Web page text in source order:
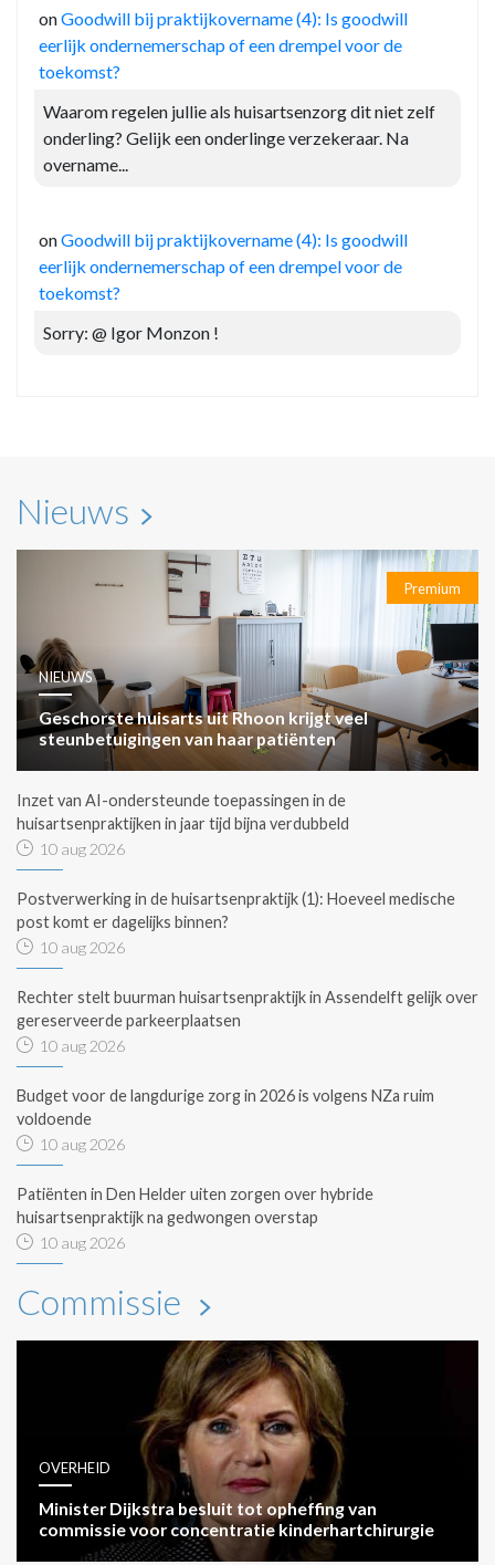
onGoodwill bij praktijkovername (4): Is goodwill
eerlijk ondernemerschap of een drempel voor de
toekomst?
Waarom regelen jullie als huisartsenzorg dit niet zelf
onderling? Gelijk een onderlinge verzekeraar. Na
overname...
onGoodwill bij praktijkovername (4): Is goodwill
eerlijk ondernemerschap of een drempel voor de
toekomst?
Sorry: @ Igor Monzon !
Nieuws
Premium
NIEUWS
Geschorste huisarts uit Rhoon krijgt veel
steunbetuigingen van haar patiënten
Inzet van AI-ondersteunde toepassingen in de
huisartsenpraktijken in jaar tijd bijna verdubbeld
10 aug 2026
Postverwerking in de huisartsenpraktijk (1): Hoeveel medische
post komt er dagelijks binnen?
10 aug 2026
Rechter stelt buurman huisartsenpraktijk in Assendelft gelijk over
gereserveerde parkeerplaatsen
10 aug 2026
Budget voor de langdurige zorg in 2026 is volgens NZa ruim
voldoende
10 aug 2026
Patiënten in Den Helder uiten zorgen over hybride
huisartsenpraktijk na gedwongen overstap
10 aug 2026
Commissie
OVERHEID
Minister Dijkstra besluit tot opheffing van
commissie voor concentratie kinderhartchirurgie